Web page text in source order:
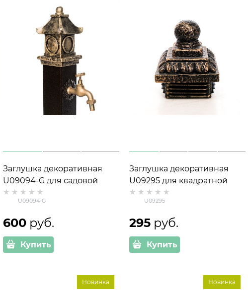
Заглушка декоративная
U09094-G для садовой
колонки стеклопластик
U09094-G
600 руб.
Купить
Заглушка декоративная
U09295 для квадратной
трубы 80*80
U09295
295 руб.
Купить
Новинка Новинка